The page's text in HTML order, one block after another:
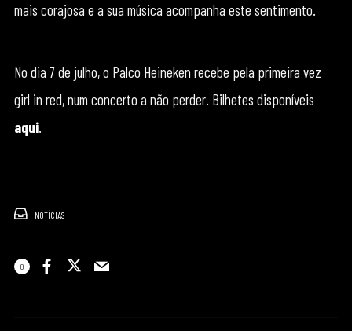
mais corajosa e a sua música acompanha este sentimento.
No dia 7 de julho, o Palco Heineken recebe pela primeira vez
girl in red, num concerto a não perder. Bilhetes disponíveis
aqui.
NOTÍCIAS
0